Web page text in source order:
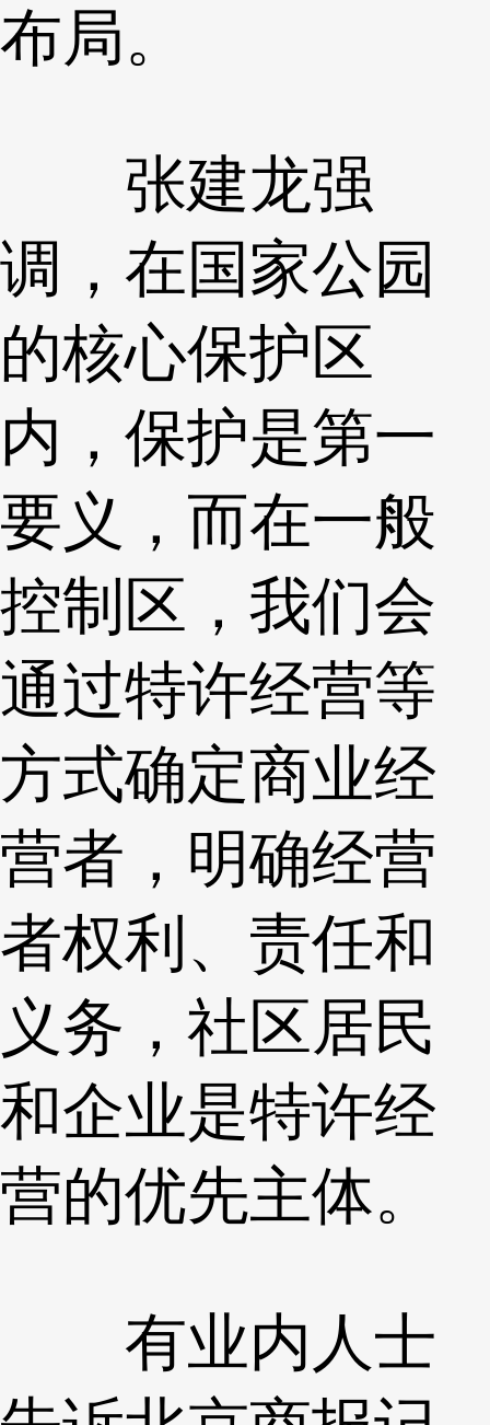
布局。
张建龙强
调，在国家公园
的核心保护区
内，保护是第一
要义，而在一般
控制区，我们会
通过特许经营等
方式确定商业经
营者，明确经营
者权利、责任和
义务，社区居民
和企业是特许经
营的优先主体。
有业内人士